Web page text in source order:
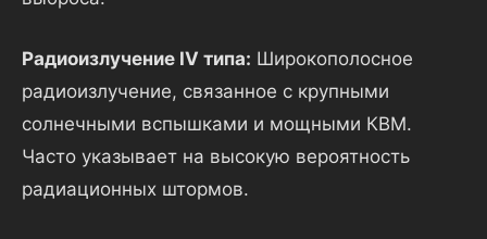
Радиоизлучение IV типа: Широкополосное
радиоизлучение, связанное с крупными
солнечными вспышками и мощными КВМ.
Часто указывает на высокую вероятность
радиационных штормов.